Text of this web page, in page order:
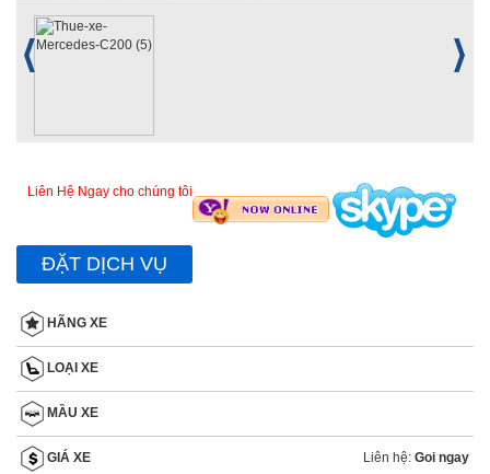
Liên Hệ Ngay cho chúng tôi
ĐẶT DỊCH VỤ
HÃNG XE
LOẠI XE
MẦU XE
GIÁ XE Liên hệ: Goi ngay